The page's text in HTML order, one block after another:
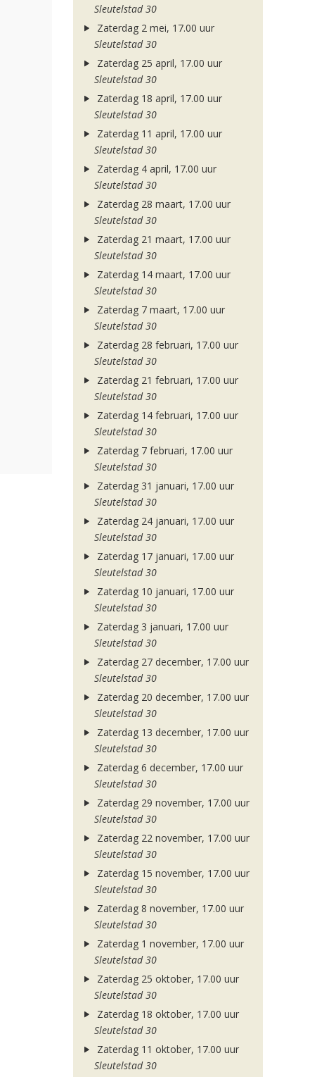
Sleutelstad 30
Zaterdag 2 mei, 17.00 uur
Sleutelstad 30
Zaterdag 25 april, 17.00 uur
Sleutelstad 30
Zaterdag 18 april, 17.00 uur
Sleutelstad 30
Zaterdag 11 april, 17.00 uur
Sleutelstad 30
Zaterdag 4 april, 17.00 uur
Sleutelstad 30
Zaterdag 28 maart, 17.00 uur
Sleutelstad 30
Zaterdag 21 maart, 17.00 uur
Sleutelstad 30
Zaterdag 14 maart, 17.00 uur
Sleutelstad 30
Zaterdag 7 maart, 17.00 uur
Sleutelstad 30
Zaterdag 28 februari, 17.00 uur
Sleutelstad 30
Zaterdag 21 februari, 17.00 uur
Sleutelstad 30
Zaterdag 14 februari, 17.00 uur
Sleutelstad 30
Zaterdag 7 februari, 17.00 uur
Sleutelstad 30
Zaterdag 31 januari, 17.00 uur
Sleutelstad 30
Zaterdag 24 januari, 17.00 uur
Sleutelstad 30
Zaterdag 17 januari, 17.00 uur
Sleutelstad 30
Zaterdag 10 januari, 17.00 uur
Sleutelstad 30
Zaterdag 3 januari, 17.00 uur
Sleutelstad 30
Zaterdag 27 december, 17.00 uur
Sleutelstad 30
Zaterdag 20 december, 17.00 uur
Sleutelstad 30
Zaterdag 13 december, 17.00 uur
Sleutelstad 30
Zaterdag 6 december, 17.00 uur
Sleutelstad 30
Zaterdag 29 november, 17.00 uur
Sleutelstad 30
Zaterdag 22 november, 17.00 uur
Sleutelstad 30
Zaterdag 15 november, 17.00 uur
Sleutelstad 30
Zaterdag 8 november, 17.00 uur
Sleutelstad 30
Zaterdag 1 november, 17.00 uur
Sleutelstad 30
Zaterdag 25 oktober, 17.00 uur
Sleutelstad 30
Zaterdag 18 oktober, 17.00 uur
Sleutelstad 30
Zaterdag 11 oktober, 17.00 uur
Sleutelstad 30